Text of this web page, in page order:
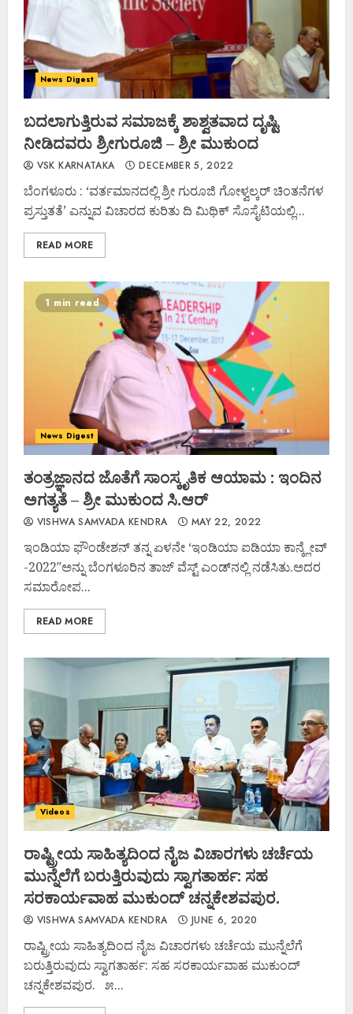
News Digest
ಬದಲಾಗುತ್ತಿರುವ ಸಮಾಜಕ್ಕೆ ಶಾಶ್ವತವಾದ ದೃಷ್ಟಿ
ನೀಡಿದವರು ಶ್ರೀಗುರೂಜಿ – ಶ್ರೀ ಮುಕುಂದ ‌
VSK KARNATAKA DECEMBER 5, 2022
ಬೆಂಗಳೂರು : ‘ವರ್ತಮಾನದಲ್ಲಿ ಶ್ರೀ ಗುರೂಜಿ ಗೋಳ್ವಲ್ಕರ್ ಚಿಂತನೆಗಳ
ಪ್ರಸ್ತುತತೆ’ ಎನ್ನುವ ವಿಚಾರದ ಕುರಿತು ದಿ ಮಿಥಿಕ್ ಸೊಸೈಟಿಯಲ್ಲಿ...
READ MORE
1 min read
News Digest
ತಂತ್ರಜ್ಞಾನದ ಜೊತೆಗೆ ಸಾಂಸ್ಕೃತಿಕ ಆಯಾಮ : ಇಂದಿನ
ಅಗತ್ಯತೆ – ಶ್ರೀ ಮುಕುಂದ ಸಿ.ಆರ್‌
VISHWA SAMVADA KENDRA MAY 22, 2022
ಇಂಡಿಯಾ ಫೌಂಡೇಶನ್ ತನ್ನ ಏಳನೇ ‘ಇಂಡಿಯಾ ಐಡಿಯಾ ಕಾನ್ಕ್ಲೇವ್
-2022″ಅನ್ನು ಬೆಂಗಳೂರಿನ ತಾಜ್ ವೆಸ್ಟ್ ಎಂಡ್‌ನಲ್ಲಿ ನಡೆಸಿತು.ಅದರ
ಸಮಾರೋಪ...
READ MORE
Videos
ರಾಷ್ಟ್ರೀಯ ಸಾಹಿತ್ಯದಿಂದ ನೈಜ ವಿಚಾರಗಳು ಚರ್ಚೆಯ
ಮುನ್ನೆಲೆಗೆ ಬರುತ್ತಿರುವುದು ಸ್ವಾಗತಾರ್ಹ: ಸಹ
ಸರಕಾರ್ಯವಾಹ ಮುಕುಂದ್ ಚನ್ನಕೇಶವಪುರ.
VISHWA SAMVADA KENDRA JUNE 6, 2020
ರಾಷ್ಟ್ರೀಯ ಸಾಹಿತ್ಯದಿಂದ ನೈಜ ವಿಚಾರಗಳು ಚರ್ಚೆಯ ಮುನ್ನೆಲೆಗೆ
ಬರುತ್ತಿರುವುದು ಸ್ವಾಗತಾರ್ಹ: ಸಹ ಸರಕಾರ್ಯವಾಹ ಮುಕುಂದ್
ಚನ್ನಕೇಶವಪುರ. ೫...